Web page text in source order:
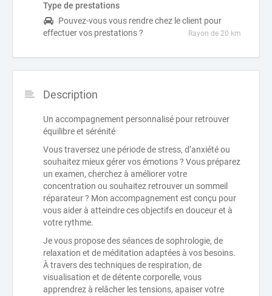
Type de prestations
Pouvez-vous vous rendre chez le client pour
effectuer vos prestations ?
Rayon de 20 km
Description
Un accompagnement personnalisé pour retrouver
équilibre et sérénité
Vous traversez une période de stress, d’anxiété ou
souhaitez mieux gérer vos émotions ? Vous préparez
un examen, cherchez à améliorer votre
concentration ou souhaitez retrouver un sommeil
réparateur ? Mon accompagnement est conçu pour
vous aider à atteindre ces objectifs en douceur et à
votre rythme.
Je vous propose des séances de sophrologie, de
relaxation et de méditation adaptées à vos besoins.
À travers des techniques de respiration, de
visualisation et de détente corporelle, vous
apprendrez à relâcher les tensions, apaiser votre